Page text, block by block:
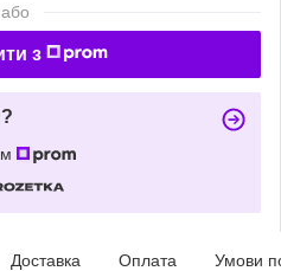
або
з
Доставка Оплата Умови